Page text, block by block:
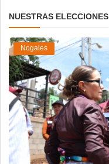
NUESTRAS ELECCIONES
Nogales